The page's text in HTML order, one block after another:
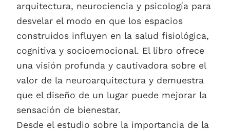
arquitectura, neurociencia y psicología para
desvelar el modo en que los espacios
construidos influyen en la salud fisiológica,
cognitiva y socioemocional. El libro ofrece
una visión profunda y cautivadora sobre el
valor de la neuroarquitectura y demuestra
que el diseño de un lugar puede mejorar la
sensación de bienestar.
Desde el estudio sobre la importancia de la